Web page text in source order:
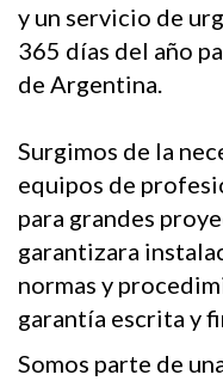
y un servicio de
365 días del año
de Argentina.
Surgimos de la
equipos de
para grandes
garantizara
normas y
garantía escrita y
Somos parte de